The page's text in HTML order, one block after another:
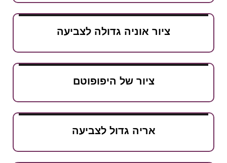
ציור אוניה גדולה לצביעה
ציור של היפופוטם
אריה גדול לצביעה